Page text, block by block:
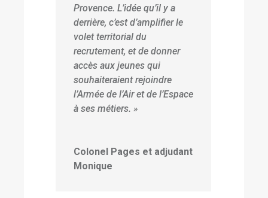
Provence. L’idée qu’il y a
derrière, c’est d’amplifier le
volet territorial du
recrutement, et de donner
accès aux jeunes qui
souhaiteraient rejoindre
l’Armée de l’Air et de l’Espace
à ses métiers. »
Colonel Pages et adjudant
Monique